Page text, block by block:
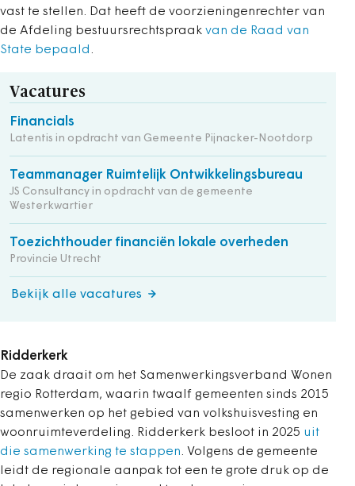
vast te stellen. Dat heeft de voorzieningenrechter van
de Afdeling bestuursrechtspraak van de Raad van
State bepaald .
Vacatures
Financials
Latentis in opdracht van Gemeente Pijnacker-Nootdorp
Teammanager Ruimtelijk Ontwikkelingsbureau
JS Consultancy in opdracht van de gemeente
Westerkwartier
Toezichthouder financiën lokale overheden
Provincie Utrecht
Bekijk alle vacatures
Ridderkerk
De zaak draait om het Samenwerkingsverband Wonen
regio Rotterdam, waarin twaalf gemeenten sinds 2015
samenwerken op het gebied van volkshuisvesting en
woonruimteverdeling. Ridderkerk besloot in 2025 uit
die samenwerking te stappen. Volgens de gemeente
leidt de regionale aanpak tot een te grote druk op de